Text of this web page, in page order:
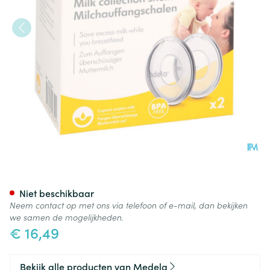
€ 16,49
Niet beschikbaar
Neem contact op met ons via telefoon of e-mail, dan bekijken
we samen de mogelijkheden.
Bekijk alle producten van Medela